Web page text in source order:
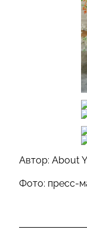
Автор: About
Фото: пресс-